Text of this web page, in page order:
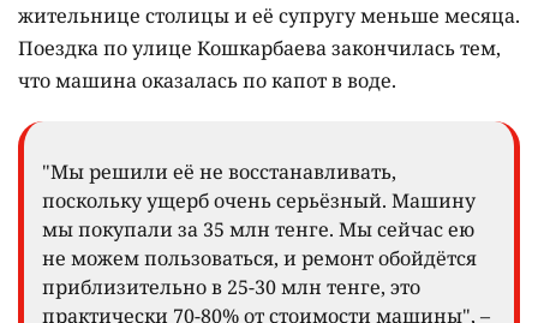
жительнице столицы и её супругу меньше месяца.
Поездка по улице Кошкарбаева закончилась тем,
что машина оказалась по капот в воде.
"Мы решили её не восстанавливать,
поскольку ущерб очень серьёзный. Машину
мы покупали за 35 млн тенге. Мы сейчас ею
не можем пользоваться, и ремонт обойдётся
приблизительно в 25-30 млн тенге, это
практически 70-80% от стоимости машины", –